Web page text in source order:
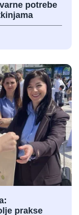
potrebe
prakse